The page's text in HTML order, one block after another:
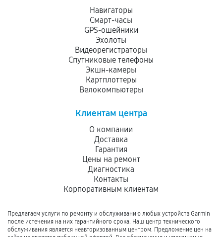
Навигаторы
Смарт-часы
GPS-ошейники
Эхолоты
Видеорегистраторы
Спутниковые телефоны
Экшн-камеры
Картплоттеры
Велокомпьютеры
Клиентам центра
О компании
Доставка
Гарантия
Цены на ремонт
Диагностика
Контакты
Корпоративным клиентам
Предлагаем услуги по ремонту и обслуживанию любых устройств Garmin
после истечения на них гарантийного срока. Наш центр технического
обслуживания является неавторизованным центром. Предложение цен на